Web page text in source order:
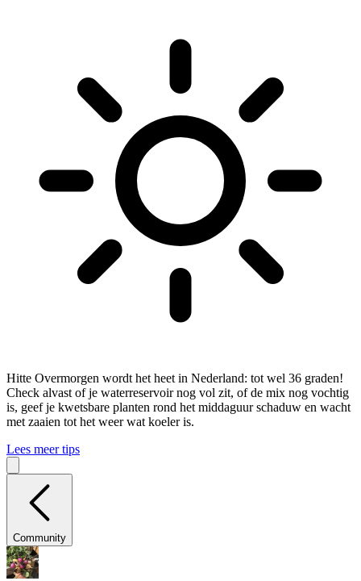
Hitte Overmorgen wordt het heet in Nederland: tot wel 36 graden!
Check alvast of je waterreservoir nog vol zit, of de mix nog vochtig
is, geef je kwetsbare planten rond het middaguur schaduw en wacht
met zaaien tot het weer wat koeler is.
Lees meer tips
Community